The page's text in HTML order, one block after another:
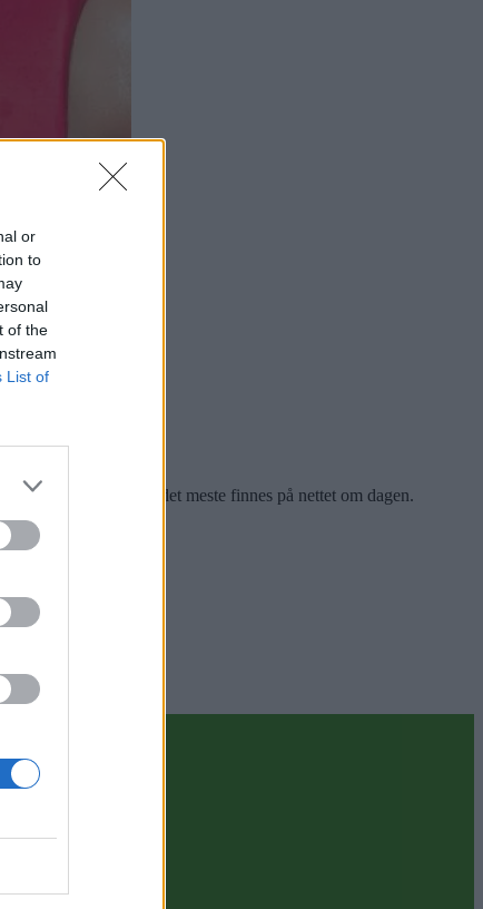
or
to
of the
List of
selv om det meste finnes på nettet om dagen.